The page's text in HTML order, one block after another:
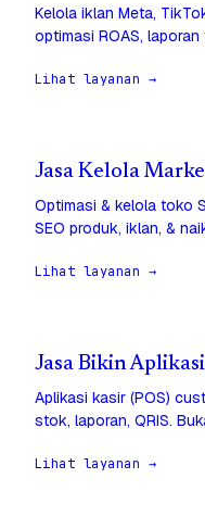
Kelola iklan Meta,
optimasi ROAS, laporan
Lihat layanan →
Jasa Kelola
Optimasi & kelola toko
SEO produk, iklan, &
Lihat layanan →
Jasa Bikin
Aplikasi kasir (POS)
stok, laporan, QRIS.
Lihat layanan →